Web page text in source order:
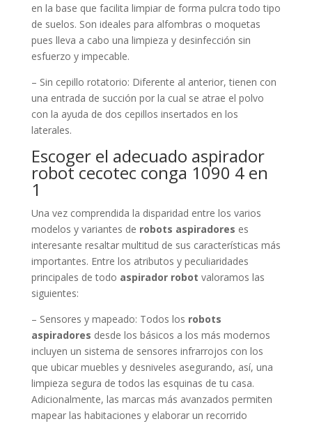
en la base que facilita limpiar de forma pulcra todo tipo
de suelos. Son ideales para alfombras o moquetas
pues lleva a cabo una limpieza y desinfección sin
esfuerzo y impecable.
– Sin cepillo rotatorio: Diferente al anterior, tienen con
una entrada de succión por la cual se atrae el polvo
con la ayuda de dos cepillos insertados en los
laterales.
Escoger el adecuado aspirador
robot cecotec conga 1090 4 en
1
Una vez comprendida la disparidad entre los varios
modelos y variantes de robots aspiradores es
interesante resaltar multitud de sus características más
importantes. Entre los atributos y peculiaridades
principales de todo aspirador robot valoramos las
siguientes:
– Sensores y mapeado: Todos los robots
aspiradores desde los básicos a los más modernos
incluyen un sistema de sensores infrarrojos con los
que ubicar muebles y desniveles asegurando, así, una
limpieza segura de todos las esquinas de tu casa.
Adicionalmente, las marcas más avanzados permiten
mapear las habitaciones y elaborar un recorrido